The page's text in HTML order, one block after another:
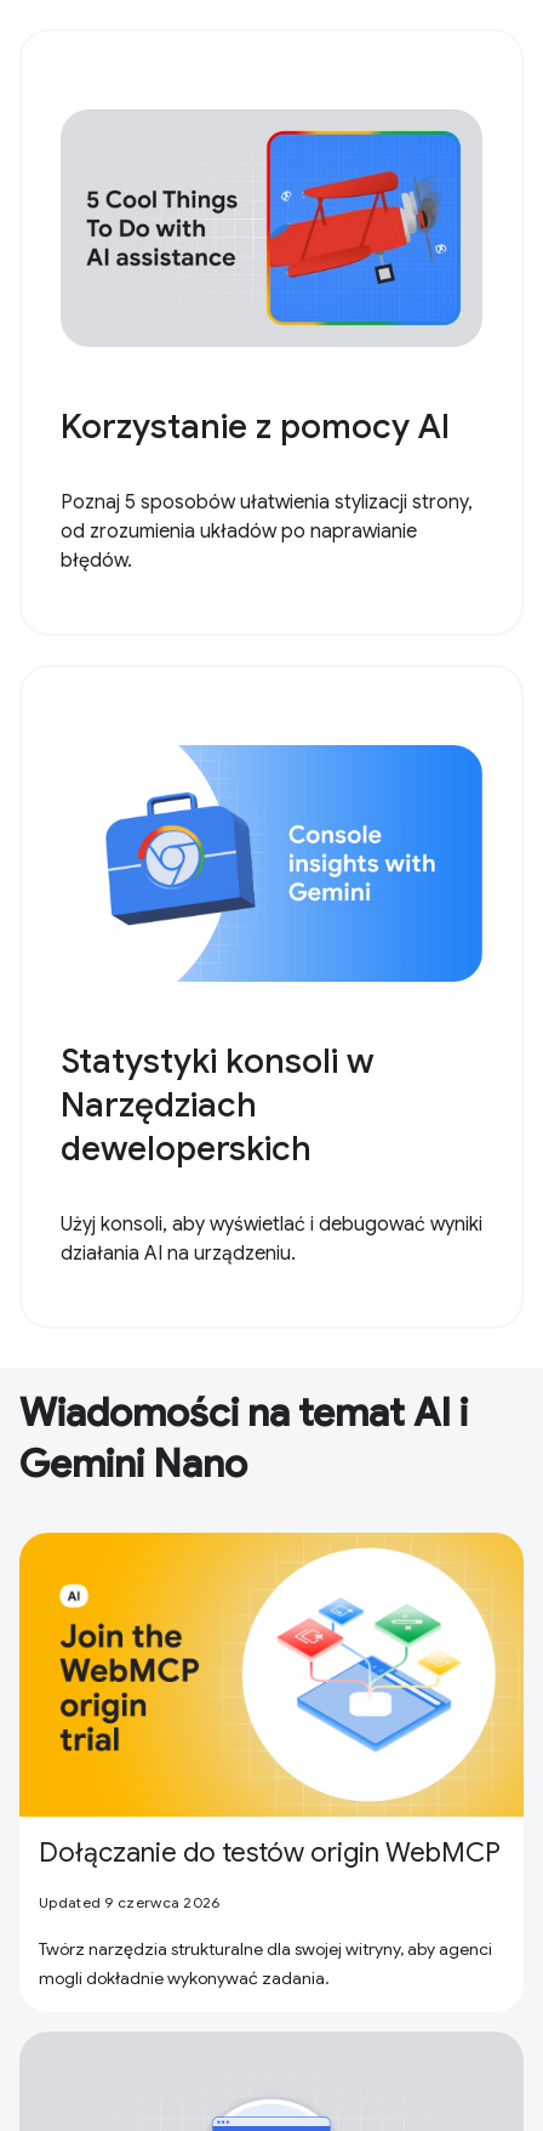
Korzystanie z pomocy AI
Poznaj 5 sposobów ułatwienia stylizacji strony,
od zrozumienia układów po naprawianie
błędów.
Statystyki konsoli w
Narzędziach
deweloperskich
Użyj konsoli, aby wyświetlać i debugować wyniki
działania AI na urządzeniu.
Wiadomości na temat AI i
Gemini Nano
Dołączanie do testów origin WebMCP
Updated 9 czerwca 2026
Twórz narzędzia strukturalne dla swojej witryny, aby agenci
mogli dokładnie wykonywać zadania.